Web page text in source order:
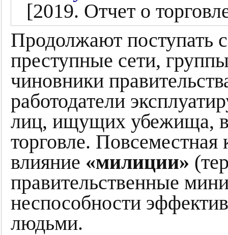
[2019. Отчет о
Продолжают поступать
преступные сети,
чиновники
работодатели
лиц, ищущих убежища, в
торговле. Повсеместная
влияние «милиции»
правительственные
неспособности
людьми.